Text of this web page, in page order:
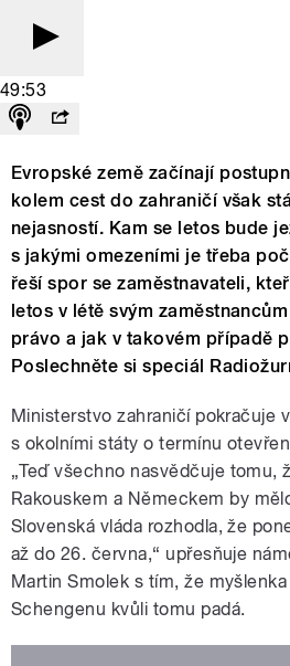
49:53
Evropské země začínají
kolem cest do zahraničí však
nejasností. Kam se letos bude
s jakými omezeními je třeba
řeší spor se zaměstnavateli,
letos v létě svým
právo a jak v takovém případě
Poslechněte si speciál
Ministerstvo zahraničí pokračuje
s okolními státy o termínu
„Teď všechno nasvědčuje tomu,
Rakouskem a Německem by
Slovenská vláda rozhodla, že
až do 26. června,“ upřesňuje
Martin Smolek s tím, že
Schengenu kvůli tomu padá.